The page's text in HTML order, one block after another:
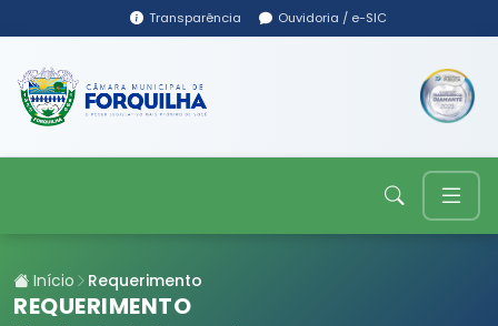
Transparência Ouvidoria / e-SIC
Início Requerimento
REQUERIMENTO